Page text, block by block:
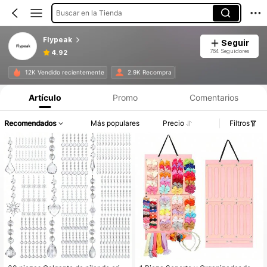
Buscar en la Tienda
Flypeak
4.92
Seguir
764 Seguidores
12K Vendido recientemente 2.9K Recompra
Artículo Promo Comentarios
Recomendados Más populares Precio Filtros